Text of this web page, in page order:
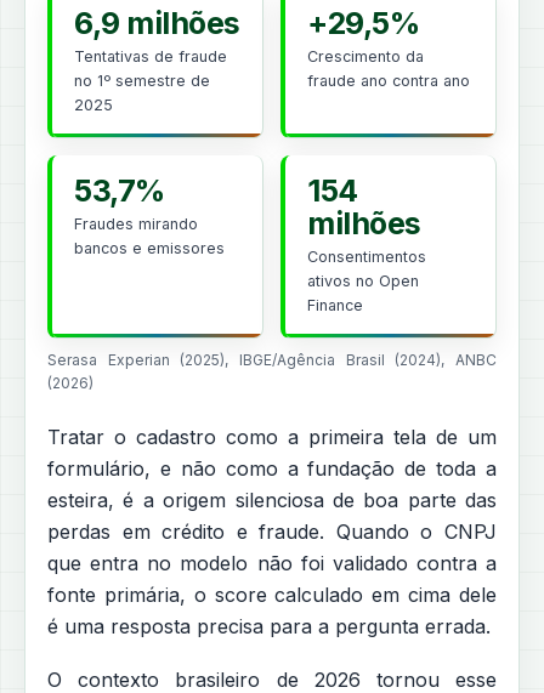
6,9 milhões
Tentativas de fraude
no 1º semestre de
2025
+29,5%
Crescimento da
fraude ano contra ano
53,7%
Fraudes mirando
bancos e emissores
154
milhões
Consentimentos
ativos no Open
Finance
Serasa Experian (2025), IBGE/Agência Brasil (2024), ANBC
(2026)
Tratar o cadastro como a primeira tela de um
formulário, e não como a fundação de toda a
esteira, é a origem silenciosa de boa parte das
perdas em crédito e fraude. Quando o CNPJ
que entra no modelo não foi validado contra a
fonte primária, o score calculado em cima dele
é uma resposta precisa para a pergunta errada.
O contexto brasileiro de 2026 tornou esse